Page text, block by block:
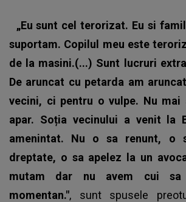
„Eu sunt cel terorizat. Eu si
suportam. Copilul meu este
de la masini.(...) Sunt lucruri
De aruncat cu petarda am
vecini, ci pentru o vulpe. Nu mai
apar. Soția vecinului a venit la
amenintat. Nu o sa renunt, o
dreptate, o sa apelez la un
mutam dar nu avem cui sa
momentan.", sunt spusele